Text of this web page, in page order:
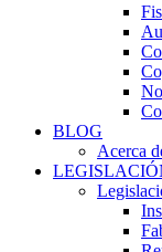
BLOG
Acerca